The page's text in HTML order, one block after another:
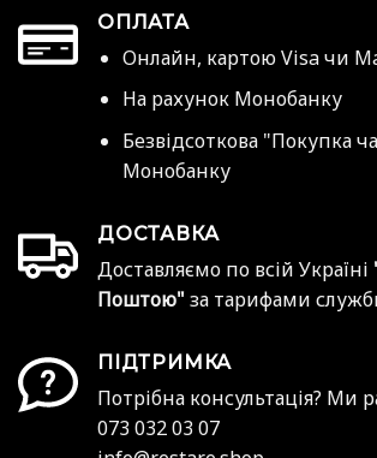
ОПЛАТА
Онлайн, картою Visa чи
На рахунок Монобанку
Безвідсоткова "Покупка
Монобанку
ДОСТАВКА
Доставляємо по всій Україні
Поштою" за тарифами
ПІДТРИМКА
Потрібна консультація? Ми
073 032 03 07